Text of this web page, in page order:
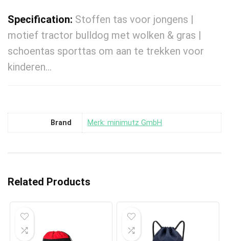
Specification: Stoffen tas voor jongens |
motief tractor bulldog met wolken & gras |
schoentas sporttas om aan te trekken voor
kinderen…
Brand Merk: minimutz GmbH
Related Products